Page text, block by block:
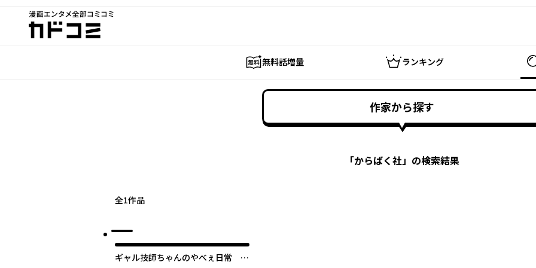
漫画エンタメ全部コミコミ
カドコミ
無料話増量 ランキング
作家から探す
「からばく社」の検索結果
全1作品
ギャル技師ちゃんのやべぇ日常 放